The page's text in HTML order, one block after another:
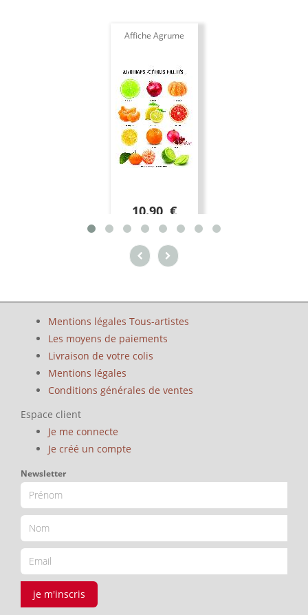
Affiche Agrume
10.90 €
Mentions légales Tous-artistes
Les moyens de paiements
Livraison de votre colis
Mentions légales
Conditions générales de ventes
Espace client
Je me connecte
Je créé un compte
Newsletter
je m'inscris